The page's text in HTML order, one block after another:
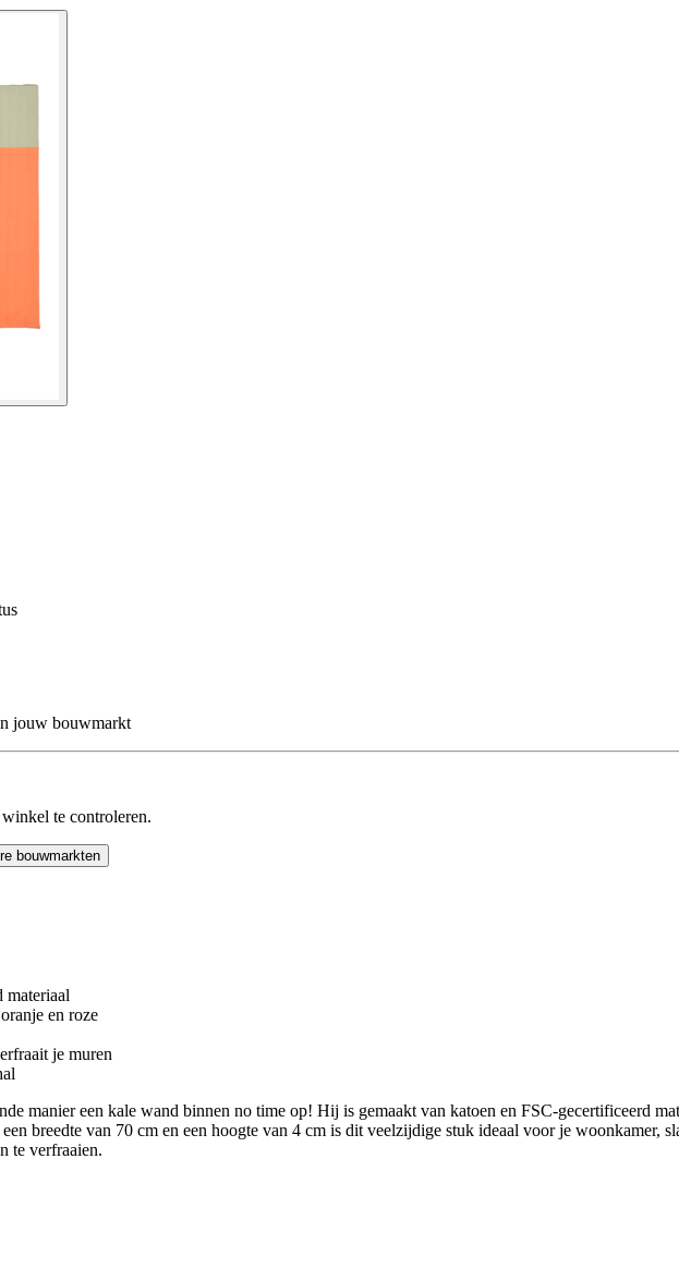
jouw bouwmarkt
te controleren.
bouwmarkten
materiaal
en roze
je muren
manier een kale wand binnen no time op! Hij is gemaakt van katoen en FSC-gecertificeerd
breedte van 70 cm en een hoogte van 4 cm is dit veelzijdige stuk ideaal voor je woonkamer,
te verfraaien.